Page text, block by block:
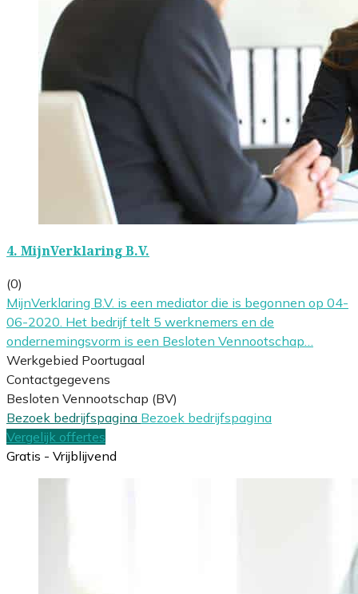
4. MijnVerklaring B.V.
(0)
MijnVerklaring B.V. is een mediator die is begonnen op 04-
06-2020. Het bedrijf telt 5 werknemers en de
ondernemingsvorm is een Besloten Vennootschap…
Werkgebied Poortugaal
Contactgegevens
Besloten Vennootschap (BV)
Bezoek bedrijfspagina Bezoek bedrijfspagina
Vergelijk offertes
Gratis - Vrijblijvend